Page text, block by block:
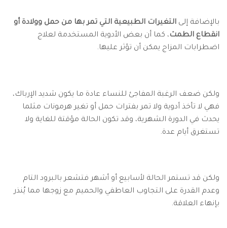
بالإضافة إلى التغيرات الطبيعية التي تمر بها من حمل وولادة أو
انقطاع الطمث، كما أن بعض الأدوية المستخدمة لعلاج
اضطرابات المزاج يمكن أن تؤثر عليها.
ولكن ضعف الرغبة المفاجئ للنساء عادة ما يكون شديد الإرباك،
فهي لا تأخذ أدوية ولا تمر بفترات حمل أو تغير هرمونات مثلما
يحدث في الدورة الشهرية، وقد تكون الحالة مؤقتة للغاية ولا
تستغرق أيام عدة.
ولكن قد تستمر الحالة لأسابيع أو أشهر فتشعر بالبرود التام
وعدم القدرة على التجاوب العاطفي والحميم مع زوجها مما يُنذر
بإنهاء العلاقة.